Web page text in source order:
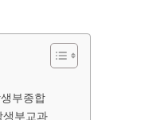
부종합
생부교과